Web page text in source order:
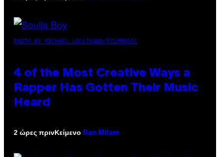
PHOTO BY MICHAEL LOCCISANO/FILMMAGIC
4 of the Most Creative Ways a
Rapper Has Gotten Their Music
Heard
2 ώρες πρινΚείμενο Dan Milam